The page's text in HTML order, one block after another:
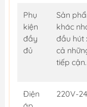
Phụ
kiện
đầy
đủ
Sản
khác
đầu hút
cả
tiếp cận.
Điện
220V-